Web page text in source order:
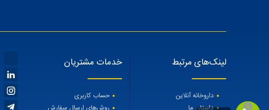
لینک‌های مرتبط
داروخانه آنلاین
خدمات مشتریان
حساب کاربری